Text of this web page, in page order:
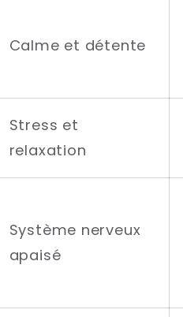
Calme et détente
Stress et
relaxation
Système nerveux
apaisé